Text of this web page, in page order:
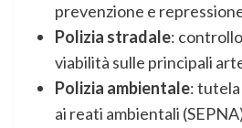
prevenzione e
Polizia stradale:
viabilità sulle principali
Polizia ambientale:
ai reati ambientali